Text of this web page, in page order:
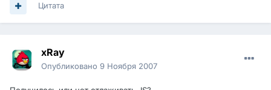
Цитата
xRay
Опубликовано 9 Ноября 2007